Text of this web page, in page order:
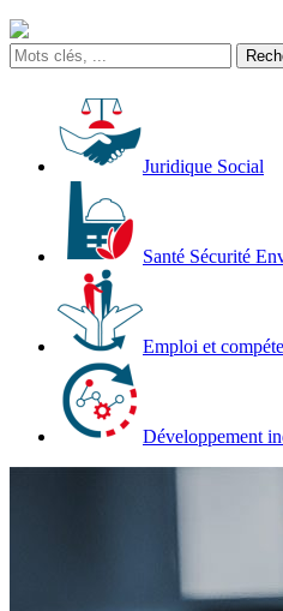
Juridique Social
Santé Sécurité
Emploi et
Développement